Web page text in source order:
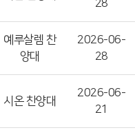
28
예루살렘 찬
양대
2026-06-
28
시온 찬양대
2026-06-
21